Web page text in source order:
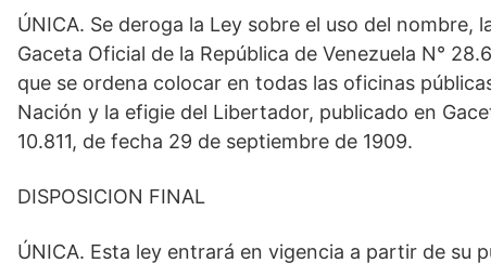
ÚNICA. Se deroga la Ley sobre el uso del
Gaceta Oficial de la República de Venezuela N°
que se ordena colocar en todas las oficinas
Nación y la efigie del Libertador, publicado en
10.811, de fecha 29 de septiembre de 1909.
DISPOSICION FINAL
ÚNICA. Esta ley entrará en vigencia a partir de su